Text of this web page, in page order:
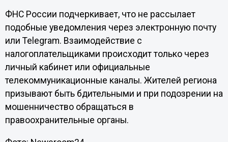
ФНС России подчеркивает, что не рассылает
подобные уведомления через электронную почту
или Telegram. Взаимодействие с
налогоплательщиками происходит только через
личный кабинет или официальные
телекоммуникационные каналы. Жителей региона
призывают быть бдительными и при подозрении на
мошенничество обращаться в
правоохранительные органы.